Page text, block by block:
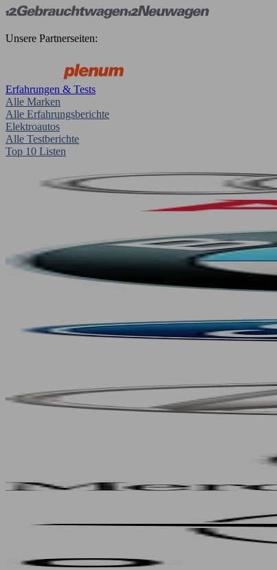
Unsere Partnerseiten:
Erfahrungen & Tests
Alle Marken
Alle Erfahrungsberichte
Elektroautos
Alle Testberichte
Top 10 Listen